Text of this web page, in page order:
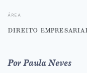
área
direito
Por Paula Neves